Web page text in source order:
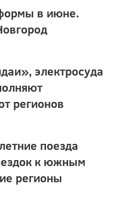
в июне.
электросуда
регионов
поезда
к южным
регионы